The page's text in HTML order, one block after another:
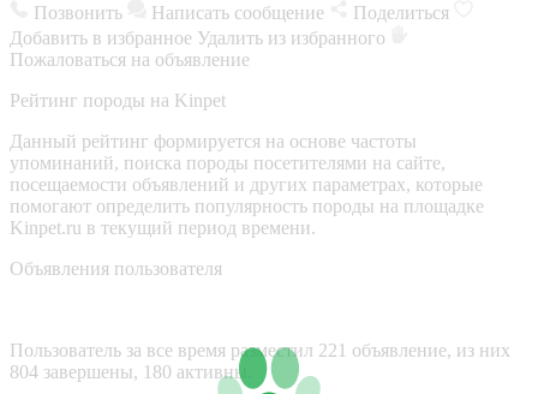
Позвонить Написать сообщение
Поделиться
Добавить в избранное Удалить из избранного
Пожаловаться на объявление
Рейтинг породы на Kinpet
Данный рейтинг формируется на основе частоты
упоминаний, поиска породы посетителями на сайте,
посещаемости объявлений и других параметрах, которые
помогают определить популярность породы на площадке
Kinpet.ru в текущий период времени.
Объявления пользователя
Пользователь за все время разместил 221 объявление, из них
804 завершены, 180 активны.